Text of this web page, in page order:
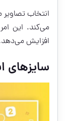
انتخاب تصاویر
می‌کند. این
افزایش
سایزهای